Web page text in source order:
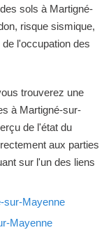
sols à Martigné-
risque sismique,
l'occupation des
trouverez une
à Martigné-sur-
de l'état du
aux parties
sur l'un des liens
sur-Mayenne
Mayenne